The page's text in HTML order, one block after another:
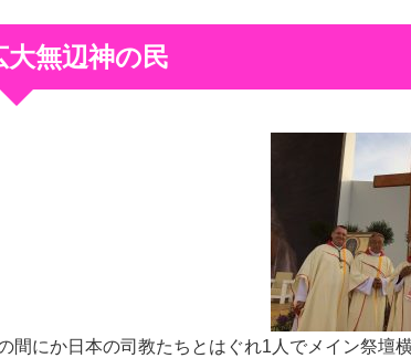
大無辺神の民
間にか日本の司教たちとはぐれ1人でメイン祭壇